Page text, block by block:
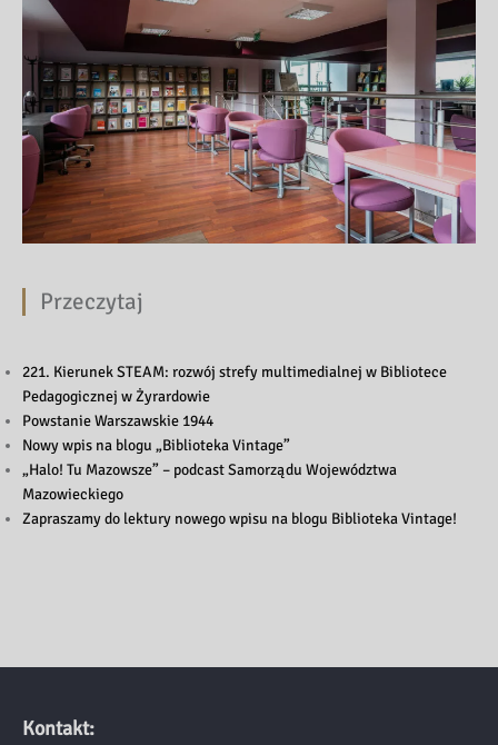
Przeczytaj
221. Kierunek STEAM: rozwój strefy multimedialnej w Bibliotece
Pedagogicznej w Żyrardowie
Powstanie Warszawskie 1944
Nowy wpis na blogu „Biblioteka Vintage”
„Halo! Tu Mazowsze” – podcast Samorządu Województwa
Mazowieckiego
Zapraszamy do lektury nowego wpisu na blogu Biblioteka Vintage!
Kontakt: